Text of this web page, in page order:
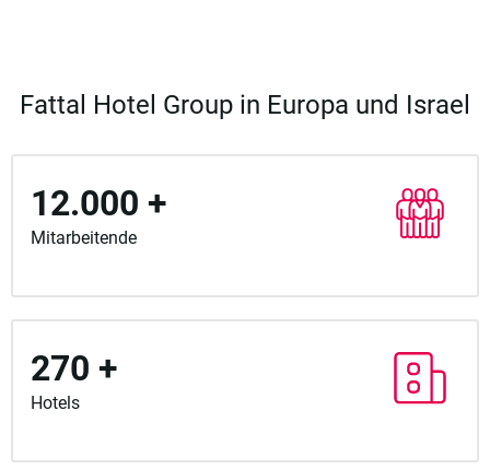
Fattal Hotel Group in Europa und Israel
12.000 +
Mitarbeitende
270 +
Hotels